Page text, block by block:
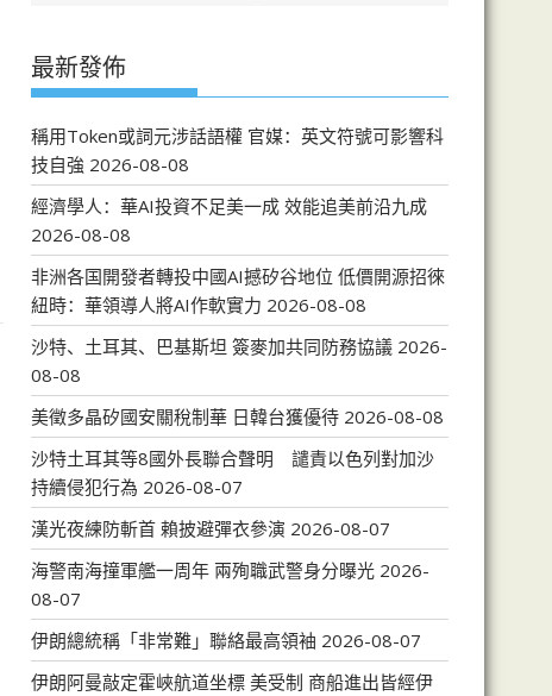
最新發佈
稱用Token或詞元涉話語權 官媒：英文符號可影響科
技自強 2026-08-08
經濟學人：華AI投資不足美一成 效能追美前沿九成
2026-08-08
非洲各国開發者轉投中國AI撼矽谷地位 低價開源招徠
紐時：華領導人將AI作軟實力 2026-08-08
沙特、土耳其、巴基斯坦 簽麥加共同防務協議 2026-
08-08
美徵多晶矽國安關稅制華 日韓台獲優待 2026-08-08
沙特土耳其等8國外長聯合聲明 譴責以色列對加沙
持續侵犯行為 2026-08-07
漢光夜練防斬首 賴披避彈衣參演 2026-08-07
海警南海撞軍艦一周年 兩殉職武警身分曝光 2026-
08-07
伊朗總統稱「非常難」聯絡最高領袖 2026-08-07
伊朗阿曼敲定霍峽航道坐標 美受制 商船進出皆經伊